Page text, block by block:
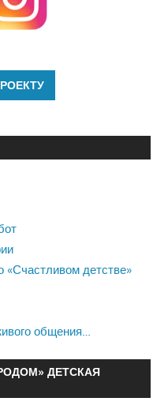
детстве»
общения…
ДЕТСКАЯ